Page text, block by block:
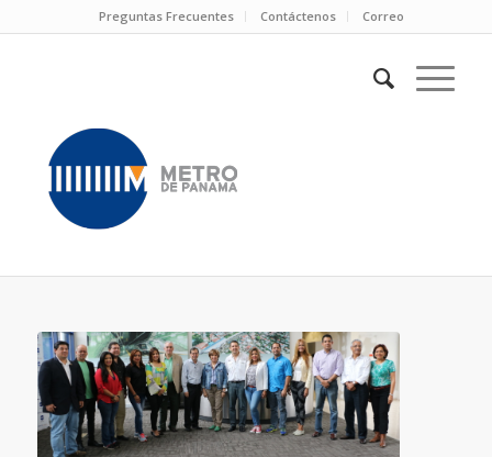
Preguntas Frecuentes Contáctenos Correo